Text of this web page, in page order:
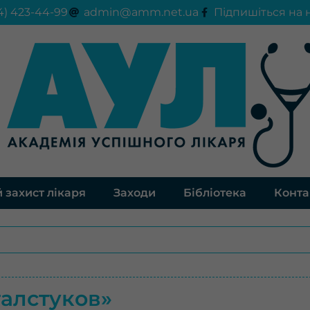
423-44-99 admin@amm.net.ua Підпишіться на
лікаря Заходи Бібліотека